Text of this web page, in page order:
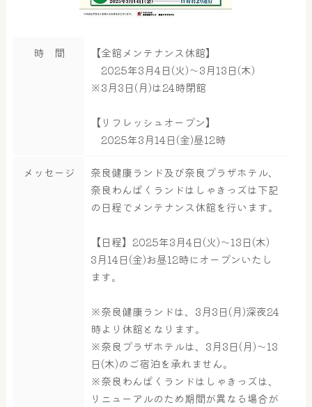
サウナ・岩盤浴
時 間
【全館メンテナンス休館】
2025年3月4日(火)～3月13日(木)
※3月3日(月)は24時閉館
【リフレッシュオープン】
2025年3月14日(金)昼12時
メッセージ
奈良健康ランド及び奈良プラザホテル、
奈良わんぱくランドはしゃきっズは下記
の日程でメンテナンス休館を行います。
【日程】2025年3月4日(火)～13日(木)
3月14日(金)お昼12時にオープンいたし
ます。
※奈良健康ランドは、3月3日(月)深夜24
時より休館となります。
※奈良プラザホテルは、3月3日(月)～13
日(木)のご宿泊を承れません。
※奈良わんぱくランドはしゃきっズは、
リニューアルのため期間が異なる場合が